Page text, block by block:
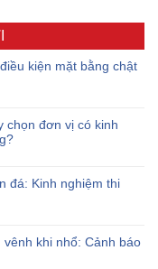
kiện mặt bằng chật
chọn đơn vị có kinh
đá: Kinh nghiệm thi
khi nhổ: Cảnh báo